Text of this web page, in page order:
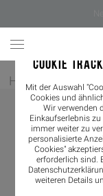
COOKIE
Mit der Auswahl
Cookies und
Wir verwenden
Einkaufserlebnis
immer weiter zu
personalisierte
Cookies"
erforderlich sind.
weiteren Details
Home / Damen/